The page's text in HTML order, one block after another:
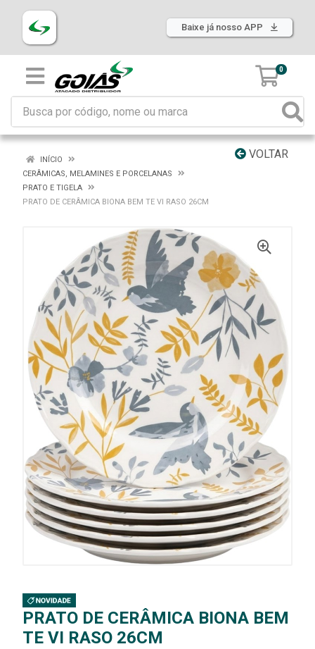
Baixe já nosso APP
0
VOLTAR
INÍCIO
CERÂMICAS, MELAMINES E PORCELANAS
PRATO E TIGELA
PRATO DE CERÂMICA BIONA BEM TE VI RASO 26CM
PRATO DE CERÂMICA BIONA BEM
TE VI RASO 26CM